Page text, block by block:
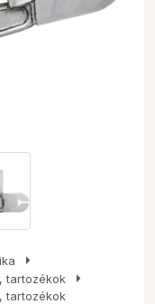
arrow_right
tartozékok arrow_right
tartozékok